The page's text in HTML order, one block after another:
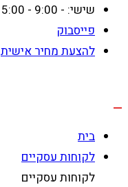
שישי: - 9:00 - 15:00
פייסבוק
להצעת מחיר אישית
בית
לקוחות עסקיים
לקוחות עסקיים